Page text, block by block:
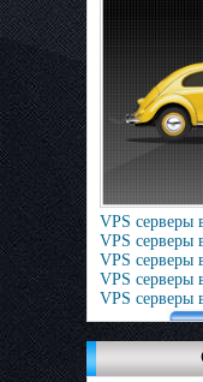
VPS серверы
VPS серверы
VPS серверы
VPS серверы
VPS серверы